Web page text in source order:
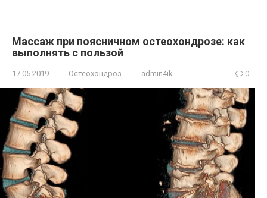
Массаж при поясничном остеохондрозе: как
выполнять с пользой
17.05.2019 Остеохондроз admin4ik 0